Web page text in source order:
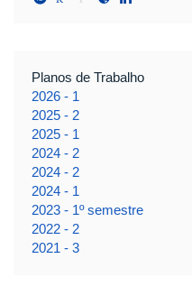
Planos de Trabalho
2026 - 1
2025 - 2
2025 - 1
2024 - 2
2024 - 2
2024 - 1
2023 - 1º semestre
2022 - 2
2021 - 3